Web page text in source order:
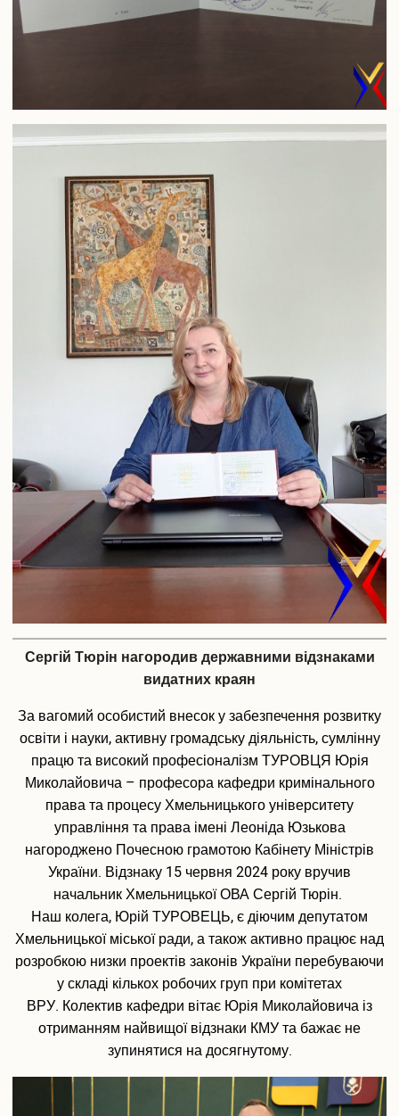
Сергій Тюрін нагородив державними відзнаками
видатних краян
За вагомий особистий внесок у забезпечення розвитку
освіти і науки, активну громадську діяльність, сумлінну
працю та високий професіоналізм ТУРОВЦЯ Юрія
Миколайовича – професора кафедри кримінального
права та процесу Хмельницького університету
управління та права імені Леоніда Юзькова
нагороджено Почесною грамотою Кабінету Міністрів
України. Відзнаку 15 червня 2024 року вручив
начальник Хмельницької ОВА Сергій Тюрін.
Наш колега, Юрій ТУРОВЕЦЬ, є діючим депутатом
Хмельницької міської ради, а також активно працює над
розробкою низки проектів законів України перебуваючи
у складі кількох робочих груп при комітетах
ВРУ. Колектив кафедри вітає Юрія Миколайовича із
отриманням найвищої відзнаки КМУ та бажає не
зупинятися на досягнутому.